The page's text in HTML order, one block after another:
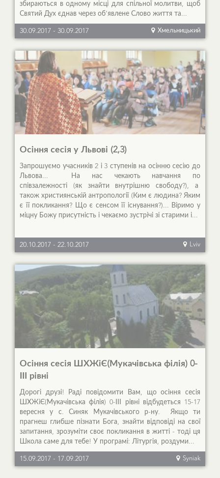
збираються в одному місці для спільної молитви, щоб
Святий Дух єднав через об’явлене Слово життя та...
30.09.2017 - 30.09.2017 Хмельницький
Осіння сесія у Львові (2,3)
Запрошуємо учасників 2 і 3 ступенів на осінню сесію до
Львова... На нас чекають навчання по
співзалежності (як знайти внутрішню свободу?), а
також християнській антропології (Ким є людина? Яким
є її покликання? Що є сенсом її існування?)... Віримо у
міцну Божу присутність і чекаємо зустрічі зі старими і...
20.10.2017 - 22.10.2017 Lviv
Осіння сесія ШХЖіЄ(Мукачівська філія) 0-
ІІІ рівні
Дорогі друзі! Раді повідомити Вам, що осіння сесія
ШХЖіЄ(Мукачівська філія) 0-ІІІ рівні відбудеться 15-17
вересня у с. Синяк Мукачівського р-ну. Якщо ти
прагнеш глибше пізнати Бога, знайти відповіді на свої
запитання, зрозуміти своє покликання в житті - тоді ця
Школа саме для тебе! У програмі: Літургія, роздуми...
15.09.2017 - 17.09.2017 Syniak